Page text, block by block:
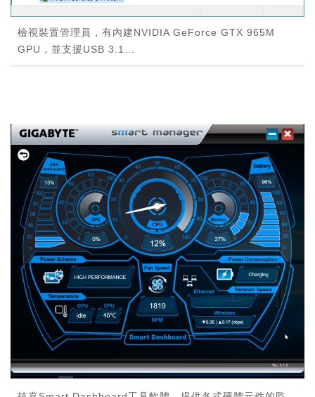
檢視裝置管理員，有內建NVIDIA GeForce GTX 965M
GPU，並支援USB 3.1…